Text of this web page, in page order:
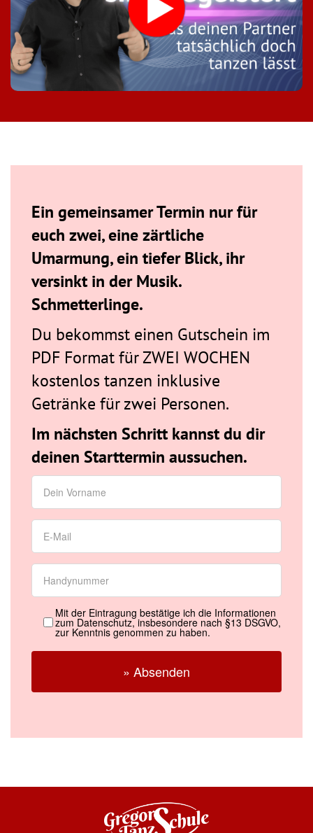
Ein gemeinsamer Termin nur für
euch zwei, eine zärtliche
Umarmung, ein tiefer Blick, ihr
versinkt in der Musik.
Schmetterlinge.
Du bekommst einen Gutschein im
PDF Format für ZWEI WOCHEN
kostenlos tanzen inklusive
Getränke für zwei Personen.
Im nächsten Schritt kannst du dir
deinen Starttermin aussuchen.
Mit der Eintragung bestätige ich die Informationen
zum Datenschutz, insbesondere nach §13 DSGVO,
zur Kenntnis genommen zu haben.
» Absenden